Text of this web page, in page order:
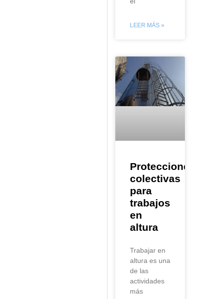
LEER MÁS »
Protecciones
colectivas
para
trabajos
en
altura
Trabajar en
altura es una
de las
actividades
más